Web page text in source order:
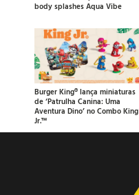
body splashes Aqua Vibe
Burger King® lança miniaturas
de ‘Patrulha Canina: Uma
Aventura Dino’ no Combo King
Jr.™